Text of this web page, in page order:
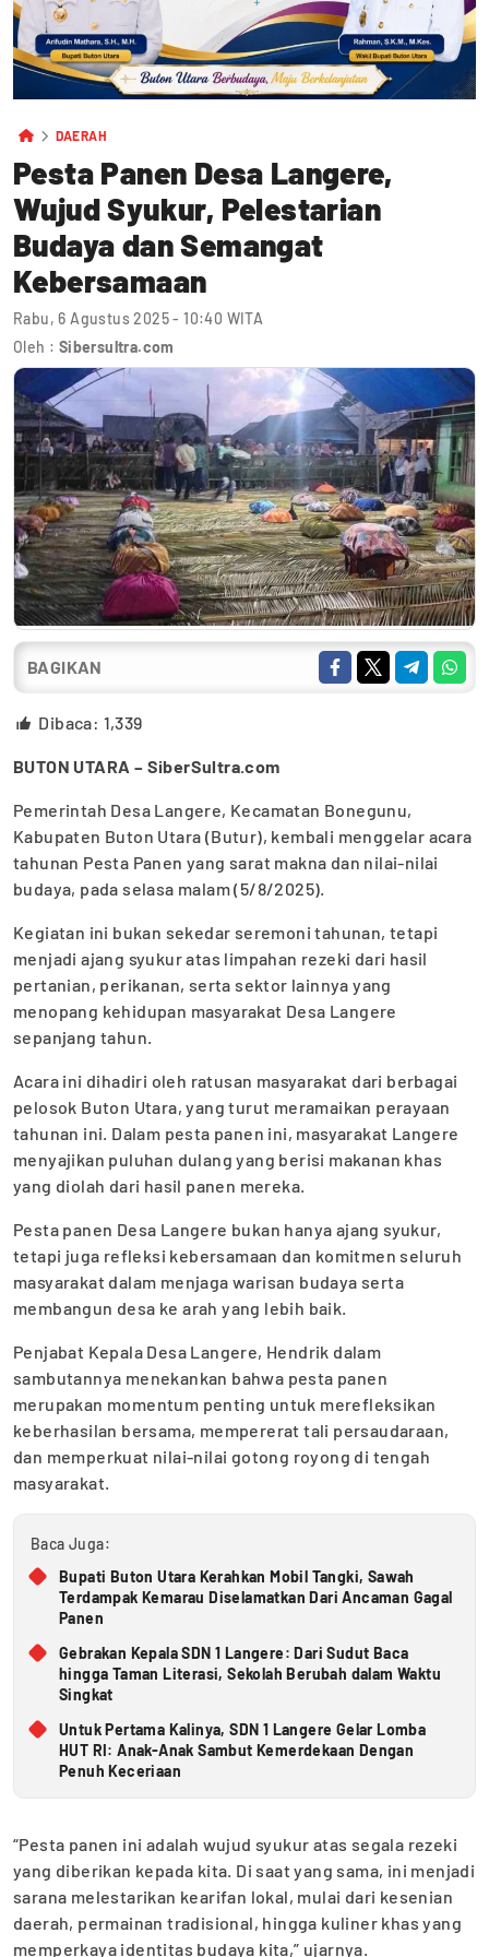
DAERAH
Pesta Panen Desa Langere,
Wujud Syukur, Pelestarian
Budaya dan Semangat
Kebersamaan
Rabu, 6 Agustus 2025 - 10:40 WITA
Oleh : Sibersultra.com
BAGIKAN
Dibaca: 1,339
BUTON UTARA – SiberSultra.com
Pemerintah Desa Langere, Kecamatan Bonegunu,
Kabupaten Buton Utara (Butur), kembali menggelar acara
tahunan Pesta Panen yang sarat makna dan nilai-nilai
budaya, pada selasa malam (5/8/2025).
Kegiatan ini bukan sekedar seremoni tahunan, tetapi
menjadi ajang syukur atas limpahan rezeki dari hasil
pertanian, perikanan, serta sektor lainnya yang
menopang kehidupan masyarakat Desa Langere
sepanjang tahun.
Acara ini dihadiri oleh ratusan masyarakat dari berbagai
pelosok Buton Utara, yang turut meramaikan perayaan
tahunan ini. Dalam pesta panen ini, masyarakat Langere
menyajikan puluhan dulang yang berisi makanan khas
yang diolah dari hasil panen mereka.
Pesta panen Desa Langere bukan hanya ajang syukur,
tetapi juga refleksi kebersamaan dan komitmen seluruh
masyarakat dalam menjaga warisan budaya serta
membangun desa ke arah yang lebih baik.
Penjabat Kepala Desa Langere, Hendrik dalam
sambutannya menekankan bahwa pesta panen
merupakan momentum penting untuk merefleksikan
keberhasilan bersama, mempererat tali persaudaraan,
dan memperkuat nilai-nilai gotong royong di tengah
masyarakat.
Baca Juga:
Bupati Buton Utara Kerahkan Mobil Tangki, Sawah
Terdampak Kemarau Diselamatkan Dari Ancaman Gagal
Panen
Gebrakan Kepala SDN 1 Langere: Dari Sudut Baca
hingga Taman Literasi, Sekolah Berubah dalam Waktu
Singkat
Untuk Pertama Kalinya, SDN 1 Langere Gelar Lomba
HUT RI: Anak-Anak Sambut Kemerdekaan Dengan
Penuh Keceriaan
“Pesta panen ini adalah wujud syukur atas segala rezeki
yang diberikan kepada kita. Di saat yang sama, ini menjadi
sarana melestarikan kearifan lokal, mulai dari kesenian
daerah, permainan tradisional, hingga kuliner khas yang
memperkaya identitas budaya kita,” ujarnya.